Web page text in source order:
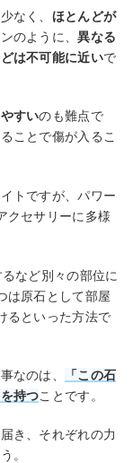
なく、 ほとんどが
のように、異なる
は不可能に近いで
すいのも難点で
ことで傷が入るこ
トですが、パワー
クセサリーに多様
など別々の部位に
は原石として部屋
るといった方法で
なのは、
「この石
持つことです。
き、それぞれの力
。